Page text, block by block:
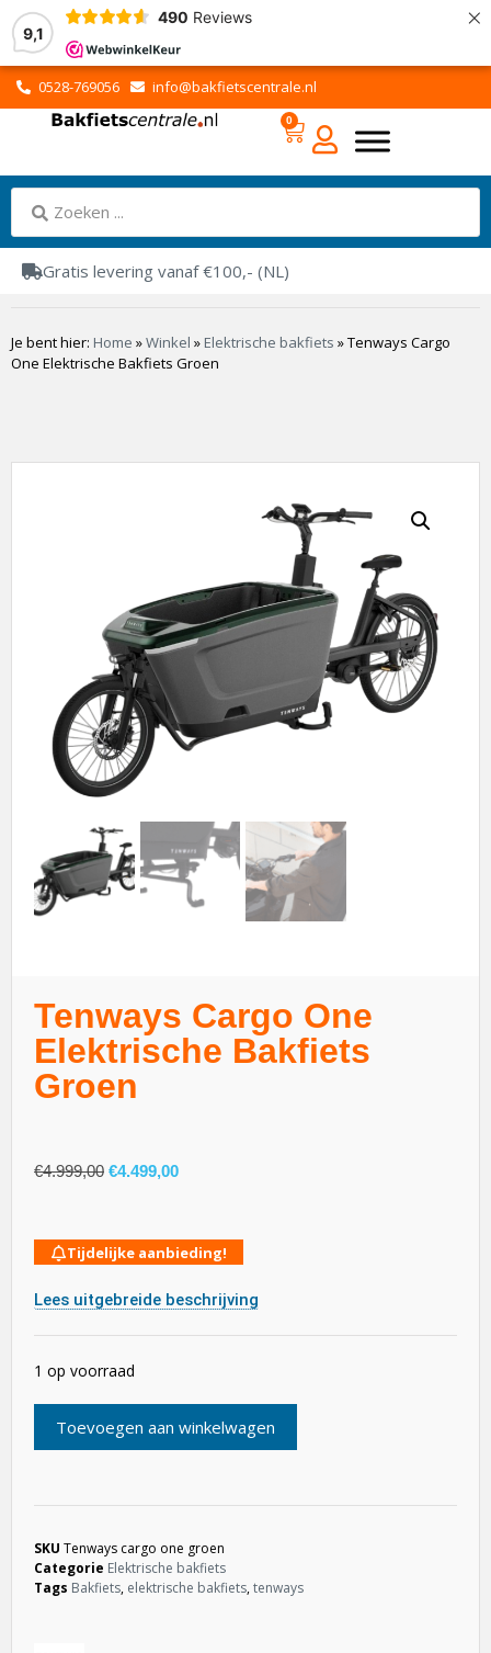
9,1
490 Reviews ×
0528-769056 info@bakfietscentrale.nl
0
Gratis levering vanaf €100,- (NL)
Je bent hier: Home »Winkel » Elektrische bakfiets »Tenways Cargo
One Elektrische Bakfiets Groen
Tenways Cargo One
Elektrische Bakfiets
Groen
€4.999,00 €4.499,00
Tijdelijke aanbieding!
Lees uitgebreide beschrijving
1 op voorraad
Toevoegen aan winkelwagen
SKU Tenways cargo one groen
Categorie Elektrische bakfiets
Tags Bakfiets, elektrische bakfiets,tenways